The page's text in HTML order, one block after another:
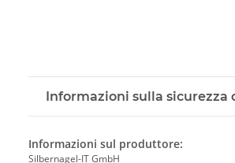
Informazioni sulla sicurezza
Informazioni sul produttore:
Silbernagel-IT GmbH